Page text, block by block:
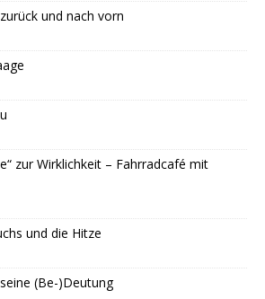
und nach vorn
zur Wirklichkeit – Fahrradcafé mit
und die Hitze
(Be-)Deutung